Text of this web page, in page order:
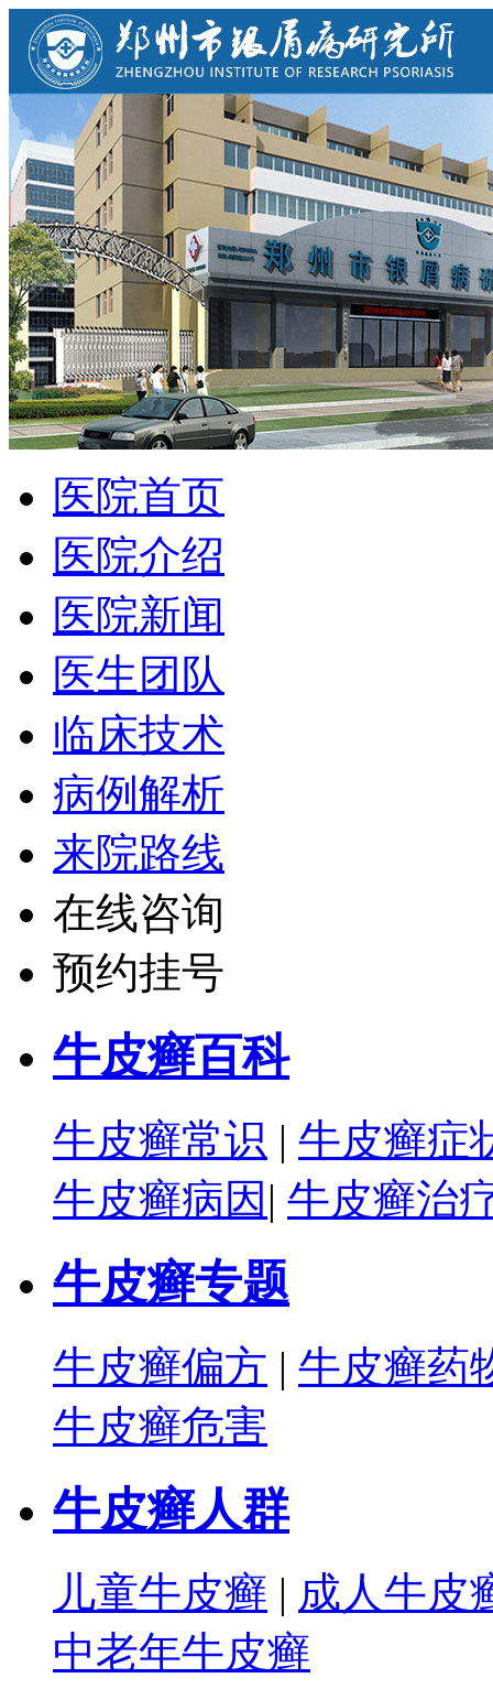
医院首页
医院介绍
医院新闻
医生团队
临床技术
病例解析
来院路线
在线咨询
预约挂号
牛皮癣百科
牛皮癣常识 | 牛皮癣症
牛皮癣病因 | 牛皮癣治
牛皮癣专题
牛皮癣偏方 | 牛皮癣药
牛皮癣危害
牛皮癣人群
儿童牛皮癣 | 成人牛皮
中老年牛皮癣